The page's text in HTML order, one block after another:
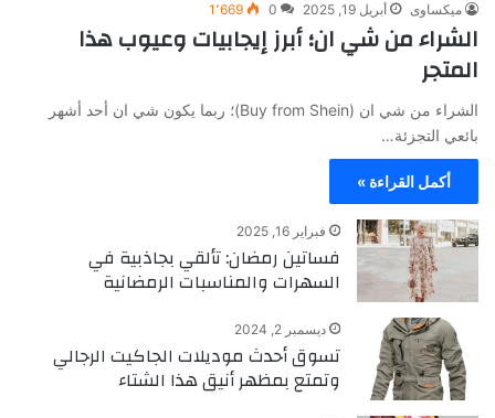
ميكساوى أبريل 19, 2025 0 1٬669
الشراء من شي ان؛ أبرز إيجابيات وعيوب هذا
المتجر
الشراء من شي ان (Buy from Shein)؛ ربما يكون شي ان أحد أشهر
بائعي التجزئة…
أكمل القراءة »
فبراير 16, 2025
فساتين رمضان: تألقي بجاذبية في
السهرات والمناسبات الرمضانية
ديسمبر 2, 2024
تسوق أحدث موديلات الجاكيت الرجالي
وتمتع بمظهر أنيق هذا الشتاء